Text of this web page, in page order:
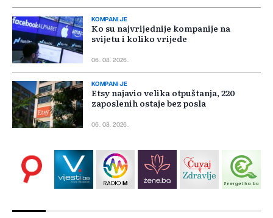
KOMPANIJE
Ko su najvrijednije kompanije na
svijetu i koliko vrijede
06. 08. 2026.
KOMPANIJE
Etsy najavio velika otpuštanja, 220
zaposlenih ostaje bez posla
06. 08. 2026.